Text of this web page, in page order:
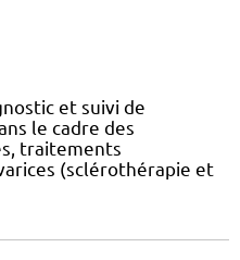
et suivi de
le cadre des
traitements
(sclérothérapie et